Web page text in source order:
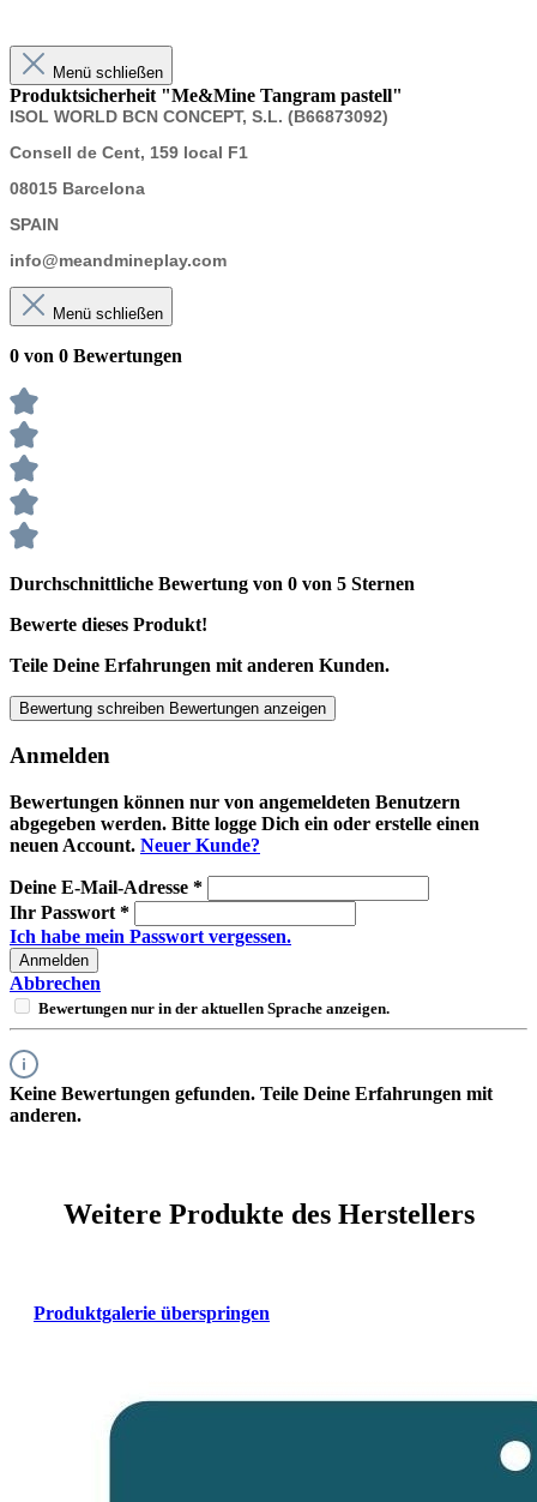
Menü schließen
Produktsicherheit "Me&Mine Tangram pastell"
ISOL WORLD BCN CONCEPT, S.L. (B66873092)
Consell de Cent, 159 local F1
08015 Barcelona
SPAIN
info@meandmineplay.com
Menü schließen
0 von 0 Bewertungen
Durchschnittliche Bewertung von 0 von 5 Sternen
Bewerte dieses Produkt!
Teile Deine Erfahrungen mit anderen Kunden.
Bewertung schreiben Bewertungen anzeigen
Anmelden
Bewertungen können nur von angemeldeten Benutzern
abgegeben werden. Bitte logge Dich ein oder erstelle einen
neuen Account. Neuer Kunde?
Deine E-Mail-Adresse *
Ihr Passwort *
Ich habe mein Passwort vergessen.
Anmelden
Abbrechen
Bewertungen nur in der aktuellen Sprache anzeigen.
Keine Bewertungen gefunden. Teile Deine Erfahrungen mit
anderen.
Weitere Produkte des Herstellers
Produktgalerie überspringen